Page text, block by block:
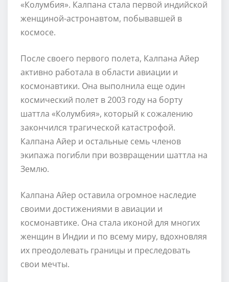
«Колумбия». Калпана стала первой индийской
женщиной-астронавтом, побывавшей в
космосе.
После своего первого полета, Калпана Айер
активно работала в области авиации и
космонавтики. Она выполнила еще один
космический полет в 2003 году на борту
шаттла «Колумбия», который к сожалению
закончился трагической катастрофой.
Калпана Айер и остальные семь членов
экипажа погибли при возвращении шаттла на
Землю.
Калпана Айер оставила огромное наследие
своими достижениями в авиации и
космонавтике. Она стала иконой для многих
женщин в Индии и по всему миру, вдохновляя
их преодолевать границы и преследовать
свои мечты.